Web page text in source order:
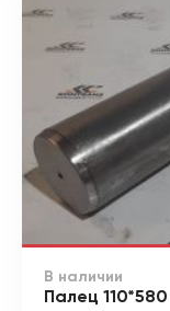
В наличии
Палец